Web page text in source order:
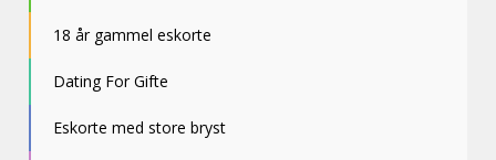
18 år gammel eskorte
Dating For Gifte
Eskorte med store bryst